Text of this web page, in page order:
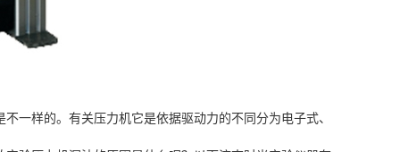
一样的。有关压力机它是依据驱动力的不同分为电子式、